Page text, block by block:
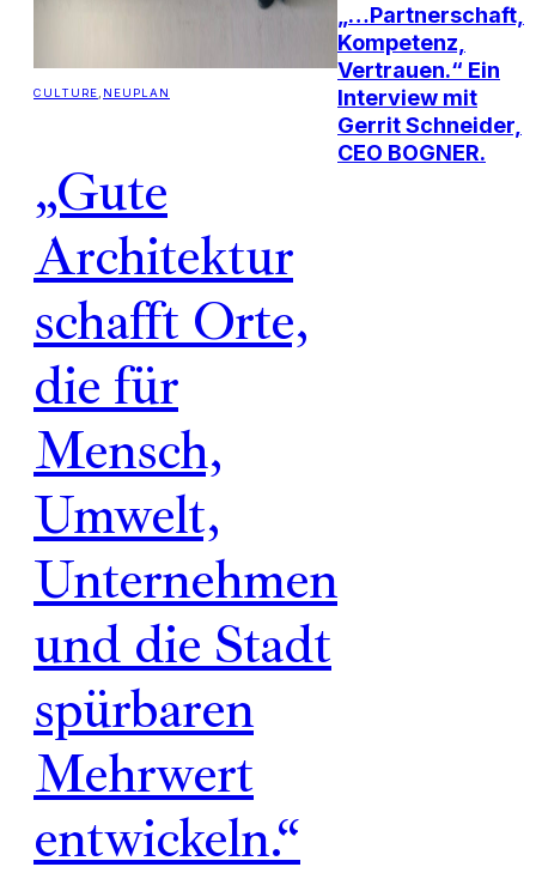
CULTURE NEUPLAN
„Gute
Architektur
schafft Orte,
die für
Mensch,
Umwelt,
Unternehmen
und die Stadt
spürbaren
Mehrwert
entwickeln.“
„…Partnerschaft,
Kompetenz,
Vertrauen.“ Ein
Interview mit
Gerrit Schneider,
CEO BOGNER.